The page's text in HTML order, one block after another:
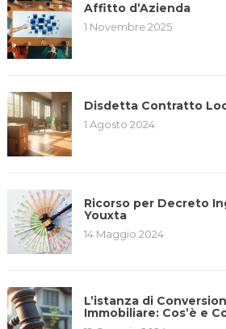
Affitto d’Azienda
1 Novembre 2025
Disdetta Contratto
1 Agosto 2024
Ricorso per Decreto
Youxta
14 Maggio 2024
L’istanza di
Immobiliare: Cos’è e